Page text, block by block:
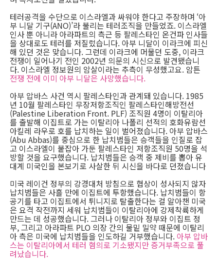
테러공격을 수단으로 이스라엘과 싸워야 한다고 주장하며 ‘아
부 니달 기구(ANO)’라 불리는 테러조직을 만들었죠. 이스라엘
인사 뿐 아니라 아라파트의 측근 등 팔레스타인 온건파 인사들
을 상대로도 테러를 저질렀습니다. 아부 니달이 이라크에 피신
해 있던 것은 맞습니다. 그런데 이라크에 머물던 도중, 이라크
전쟁이 일어나기 전인 2002년 의문의 시신으로 발견됐습니
다. 이스라엘 정보원의 암살이라는 추측이 무성했고요. 암튼
전쟁 전에 이미 아부 니달은 사망했습니다.
아부 압바스 사건 역시 팔레스타인과 관계돼 있습니다. 1985
년 10월 팔레스타인 무장저항조직인 팔레스타인해방전선
(Palestine Liberation Front. PLF) 조직원 4명이 이탈리아
를 출발해 이집트로 가는 이탈리아 나폴리 선적의 호화유람선
아킬레 라우로 호를 납치하는 일이 벌어졌습니다. 아부 압바스
(Abu Abbas)를 중심으로 한 납치범들은 승객들을 인질로 잡
고 이스라엘이 붙잡아 가둔 팔레스타인 저항조직원 50명을 석
방할 것을 요구했습니다. 납치범들은 승객 중 제비를 뽑아 유
대계 미국인을 본보기로 사살한 뒤 시신을 바다로 던졌습니다
미국 레이건 정부의 강경대처 방침으로 협상이 성사되지 않자
납치범들은 사흘 만에 이집트에 투항했습니다. 납치범들이 항
공기를 타고 이집트에서 튀니지로 탈출한다는 걸 알아챈 미국
은 요격 작전까지 세워 납치범들이 이탈리아에 강제착륙하게
만드는 데 성공했습니다. 그러나 이탈리아 정부와 이집트 정
부, 그리고 아라파트 PLO 의장 간의 물밑 밀약 때문에 이탈리
아 측은 미국에 납치범들을 인도하길 거부했습니다. 아부 압바
스는 이탈리아에서 테러 혐의로 기소됐지만 증거부족으로 풀
려났습니다.